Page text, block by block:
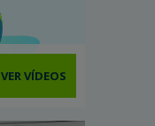
VER VÍDEOS